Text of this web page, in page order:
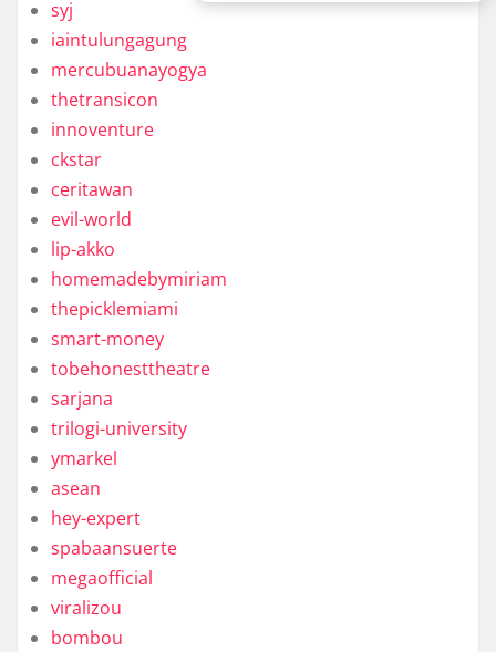
syj
iaintulungagung
mercubuanayogya
thetransicon
innoventure
ckstar
ceritawan
evil-world
lip-akko
homemadebymiriam
thepicklemiami
smart-money
tobehonesttheatre
sarjana
trilogi-university
ymarkel
asean
hey-expert
spabaansuerte
megaofficial
viralizou
bombou